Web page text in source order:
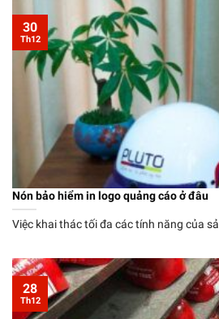
Nón bảo hiểm in logo quảng cáo ở đâu
Việc khai thác tối đa các tính năng của
30
Th12
28
Th12